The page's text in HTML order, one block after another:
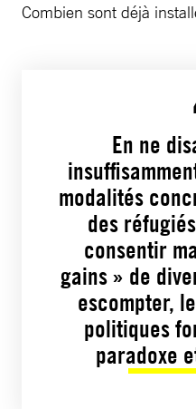
Combien sont déjà
En ne
modalités
des
consentir
gains » de
escompter,
politiques
paradoxe